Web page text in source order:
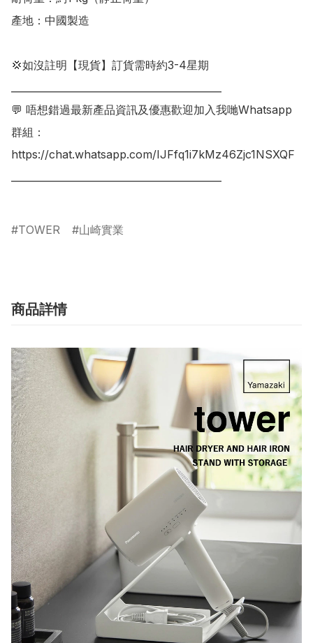
產地：中國製造
💢如沒註明【現貨】訂貨需時約3-4星期
💬 唔想錯過最新產品資訊及優惠歡迎加入我哋Whatsapp
群組：
https://chat.whatsapp.com/IJFfq1i7kMz46Zjc1NSXQF
TOWER 山崎實業
商品詳情